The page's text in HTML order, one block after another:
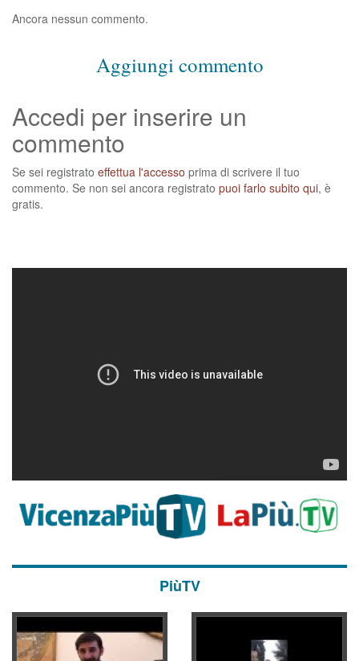
Ancora nessun commento.
Aggiungi commento
Accedi per inserire un
commento
Se sei registrato effettua l'accesso prima di scrivere il tuo
commento. Se non sei ancora registrato puoi farlo subito qui, è
gratis.
PiùTV